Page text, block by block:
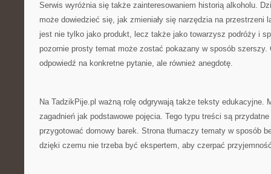
Serwis wyróżnia się także zainteresowaniem historią alkoholu.
może dowiedzieć się, jak zmieniały się narzędzia na przestrzeni
jest nie tylko jako produkt, lecz także jako towarzysz podróży i
pozornie prosty temat może zostać pokazany w sposób
odpowiedź na konkretne pytanie, ale również anegdotę.
Na TadzikPije.pl ważną rolę odgrywają także teksty edukacyjne.
zagadnień jak podstawowe pojęcia. Tego typu treści są
przygotować domowy barek. Strona tłumaczy tematy w sposób
dzięki czemu nie trzeba być ekspertem, aby czerpać